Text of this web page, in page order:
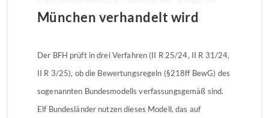
München verhandelt wird
Der BFH prüft in drei Verfahren (II R 25/24, II R 31/24,
II R 3/25), ob die Bewertungsregeln (§218ff BewG) des
sogenannten Bundesmodells verfassungsgemäß sind.
Elf Bundesländer nutzen dieses Modell, das auf